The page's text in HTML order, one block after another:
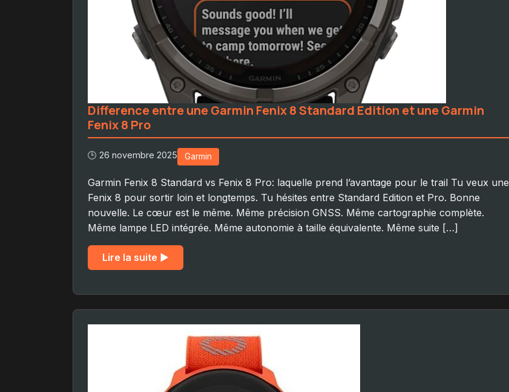
Difference entre une Garmin Fenix 8 Standard Edition et une Garmin
Fenix 8 Pro
🕒 26 novembre 2025 Garmin
Garmin Fenix 8 Standard vs Fenix 8 Pro: laquelle prend l’avantage pour le trail Tu veux une
Fenix 8 pour sortir loin et longtemps. Tu hésites entre Standard Edition et Pro. Bonne
nouvelle. Le cœur est le même. Même précision GNSS. Même cartographie complète.
Même lampe LED intégrée. Même autonomie à taille équivalente. Même suite […]
Lire la suite ▶︎